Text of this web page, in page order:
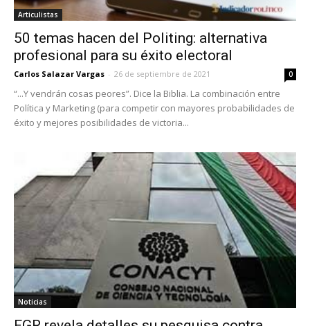
Articulistas
50 temas hacen del Politing: alternativa
profesional para su éxito electoral
Carlos Salazar Vargas - 26 de septiembre de 2021 0
“...Y vendrán cosas peores”. Dice la Biblia. La combinación entre
Política y Marketing (para competir con mayores probabilidades de
éxito y mejores posibilidades de victoria...
Noticias